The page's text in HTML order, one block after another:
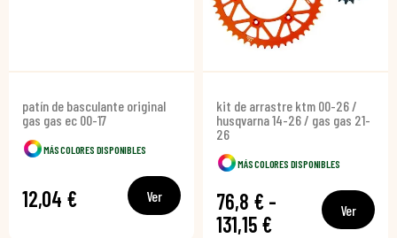
patín de basculante original
gas gas ec 00-17
MÁS COLORES DISPONIBLES
12,04 € Ver
kit de arrastre ktm 00-26 /
husqvarna 14-26 / gas gas 21-
26
MÁS COLORES DISPONIBLES
76,8 € -
131,15 €
Ver